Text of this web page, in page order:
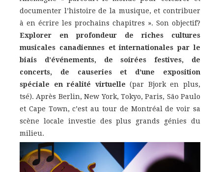
documenter l’histoire de la musique, et contribuer
à en écrire les prochains chapitres ». Son objectif?
Explorer en profondeur de riches cultures
musicales canadiennes et internationales par le
biais d’événements, de soirées festives, de
concerts, de causeries et d’une exposition
spéciale en réalité virtuelle (par Bjork en plus,
tsé). Après Berlin, New York, Tokyo, Paris, São Paulo
et Cape Town, c’est au tour de Montréal de voir sa
scène locale investie des plus grands génies du
milieu.